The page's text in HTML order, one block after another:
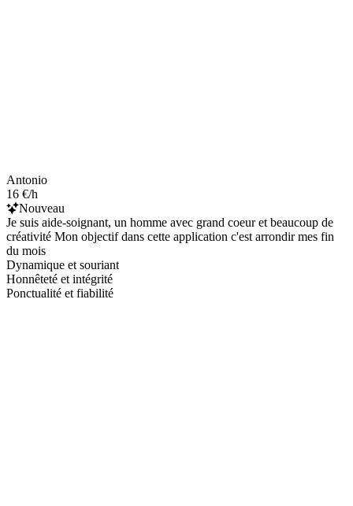
Antonio
16 €/h
Nouveau
Je suis aide-soignant, un homme avec grand coeur et beaucoup de
créativité Mon objectif dans cette application c'est arrondir mes fin
du mois
Dynamique et souriant
Honnêteté et intégrité
Ponctualité et fiabilité